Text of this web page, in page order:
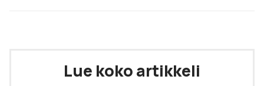
Lue koko artikkeli